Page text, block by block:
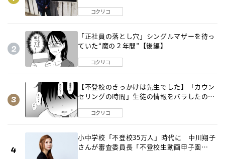
コクリコ
「正社員の落とし穴」シングルマザーを待っ
ていた“魔の２年間”【後編】
コクリコ
【不登校のきっかけは先生でした】「カウン
セリングの時間」生徒の情報をバラしたの
コクリコ
小中学校「不登校35万人」時代に 中川翔子
さんが審査委員長「不登校生動画甲子園